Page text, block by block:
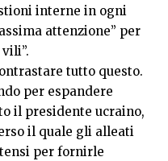
interne in ogni
attenzione” per
tutto questo.
per espandere
il presidente ucraino,
il quale gli alleati
per fornirle